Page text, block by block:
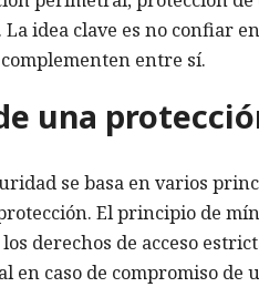
idea clave es no confiar
entre sí.
una
se basa en varios
El principio de
derechos de acceso
en caso de compromiso de